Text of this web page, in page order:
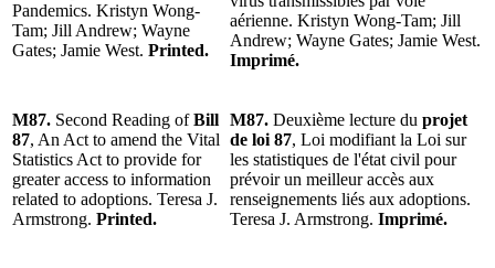
Pandemics. Kristyn Wong-
Tam; Jill Andrew; Wayne
Gates; Jamie West. Printed.
aérienne. Kristyn Wong-Tam; Jill
Andrew; Wayne Gates; Jamie West.
Imprimé.
M87. Second Reading ofBill
87, An Act to amend the Vital
Statistics Act to provide for
greater access to information
related to adoptions. Teresa J.
Armstrong. Printed.
M87. Deuxième lecture du projet
de loi 87, Loi modifiant la Loi sur
les statistiques de l'état civil pour
prévoir un meilleur accès aux
renseignements liés aux adoptions.
Teresa J. Armstrong. Imprimé.